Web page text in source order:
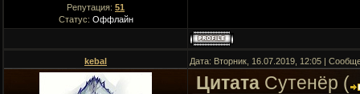
Репутация: 51
Статус: Оффлайн
kebal Дата: Вторник, 16.07.2019, 12:05 |
Цитата Сутенёр (